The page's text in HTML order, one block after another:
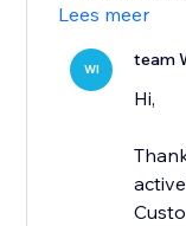
Lees meer
WI team
Hi,